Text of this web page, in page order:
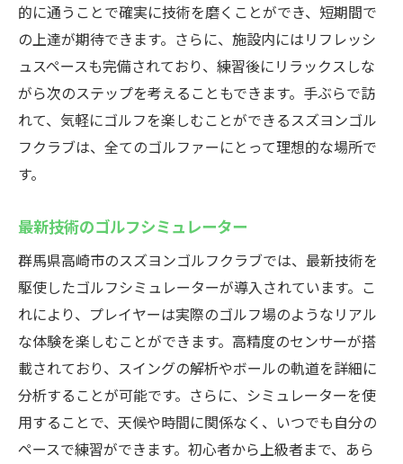
的に通うことで確実に技術を磨くことができ、短期間で
の上達が期待できます。さらに、施設内にはリフレッシ
ュスペースも完備されており、練習後にリラックスしな
がら次のステップを考えることもできます。手ぶらで訪
れて、気軽にゴルフを楽しむことができるスズヨンゴル
フクラブは、全てのゴルファーにとって理想的な場所で
す。
最新技術のゴルフシミュレーター
群馬県高崎市のスズヨンゴルフクラブでは、最新技術を
駆使したゴルフシミュレーターが導入されています。こ
れにより、プレイヤーは実際のゴルフ場のようなリアル
な体験を楽しむことができます。高精度のセンサーが搭
載されており、スイングの解析やボールの軌道を詳細に
分析することが可能です。さらに、シミュレーターを使
用することで、天候や時間に関係なく、いつでも自分の
ペースで練習ができます。初心者から上級者まで、あら